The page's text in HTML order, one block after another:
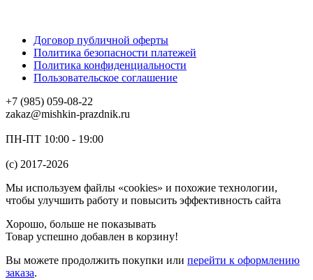
Договор публичной оферты
Политика безопасности платежей
Политика конфиденциальности
Пользовательское соглашение
+7 (985) 059-08-22
zakaz@mishkin-prazdnik.ru
ПН-ПТ 10:00 - 19:00
(c) 2017-2026
Мы используем файлы «cookies» и похожие технологии,
чтобы улучшить работу и повысить эффективность сайта
Хорошо, больше не показывать
Товар успешно добавлен в корзину!
Вы можете продолжить покупки или перейти к оформлению
заказа.